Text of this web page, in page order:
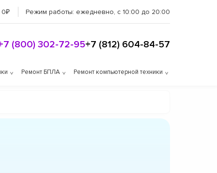
0₽ Режим работы: ежедневно, с 10:00 до 20:00
(800) 302-72-95+7 (812) 604-84-57
Ремонт БПЛА Ремонт компьютерной техники